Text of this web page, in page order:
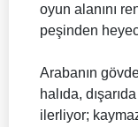
oyun alanını
peşinden
Arabanın
halıda,
ilerliyor;